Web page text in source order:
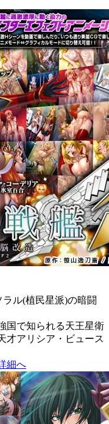
ル(植民星派)の暗闘
国で知られる天王星衛
才アリシア・ビュース
細へ